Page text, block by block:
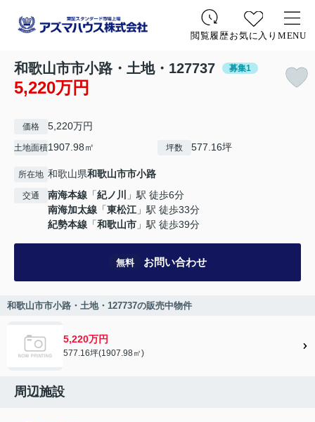
閲覧履歴お気に入り MENU
和歌山市市小路・土地・127737 募集1
5,220万円
価格 5,220万円
土地面積1907.98㎡ 坪数 577.16坪
所在地 和歌山県和歌山市市小路
交通 南海本線 「紀ノ川
」駅 徒歩6分
南海加太線 「東松江 」駅 徒歩33分
紀勢本線 「和歌山市 」駅 徒歩39分
無料 お問い合わせ
和歌山市市小路・土地・127737の販売中物件
5,220万円
577.16坪(1907.98㎡)
周辺施設